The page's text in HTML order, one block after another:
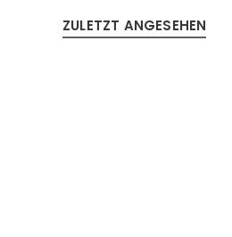
ZULETZT ANGESEHEN